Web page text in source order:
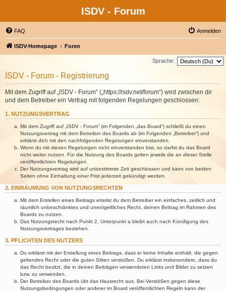
ISDV - Forum
FAQ Anmelden
ISDV-Homepage Foren
Sprache:
ISDV - Forum - Registrierung
Mit dem Zugriff auf „ISDV - Forum“ („https://isdv.net/forum“) wird zwischen dir
und dem Betreiber ein Vertrag mit folgenden Regelungen geschlossen:
1. NUTZUNGSVERTRAG
Mit dem Zugriff auf „ISDV - Forum“ (im Folgenden „das Board“) schließt du einen
Nutzungsvertrag mit dem Betreiber des Boards ab (im Folgenden „Betreiber“) und
erklärst dich mit den nachfolgenden Regelungen einverstanden.
Wenn du mit diesen Regelungen nicht einverstanden bist, so darfst du das Board
nicht weiter nutzen. Für die Nutzung des Boards gelten jeweils die an dieser Stelle
veröffentlichten Regelungen.
Der Nutzungsvertrag wird auf unbestimmte Zeit geschlossen und kann von beiden
Seiten ohne Einhaltung einer Frist jederzeit gekündigt werden.
2. EINRÄUMUNG VON NUTZUNGSRECHTEN
Mit dem Erstellen eines Beitrags erteilst du dem Betreiber ein einfaches, zeitlich und
räumlich unbeschränktes und unentgeltliches Recht, deinen Beitrag im Rahmen des
Boards zu nutzen.
Das Nutzungsrecht nach Punkt 2, Unterpunkt a bleibt auch nach Kündigung des
Nutzungsvertrages bestehen.
3. PFLICHTEN DES NUTZERS
Du erklärst mit der Erstellung eines Beitrags, dass er keine Inhalte enthält, die gegen
geltendes Recht oder die guten Sitten verstoßen. Du erklärst insbesondere, dass du
das Recht besitzt, die in deinen Beiträgen verwendeten Links und Bilder zu setzen
bzw. zu verwenden.
Der Betreiber des Boards übt das Hausrecht aus. Bei Verstößen gegen diese
Nutzungsbedingungen oder anderer im Board veröffentlichten Regeln kann der